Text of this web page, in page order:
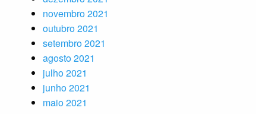
novembro 2021
outubro 2021
setembro 2021
agosto 2021
julho 2021
junho 2021
maio 2021